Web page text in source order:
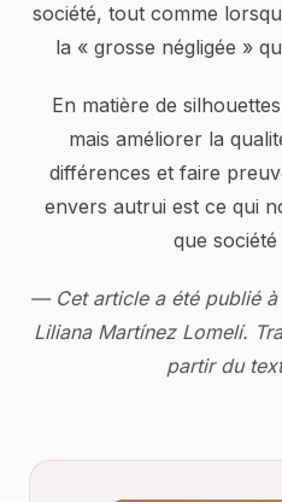
société, tout comme
la « grosse négligée »
En matière de
mais améliorer la
différences et faire
envers autrui est ce qui
que
— Cet article a été publié
Liliana Martínez Lomelí.
partir du